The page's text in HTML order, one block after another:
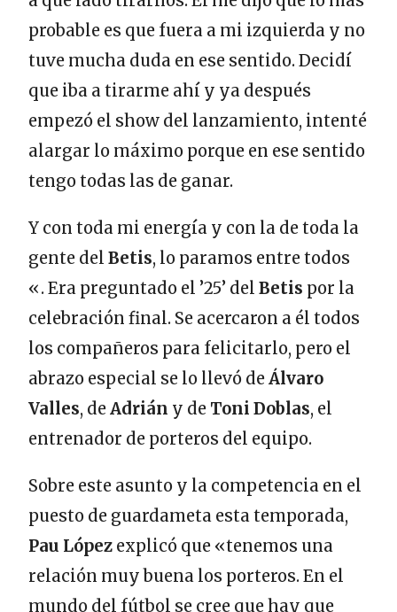
probable es que fuera a mi izquierda y no
tuve mucha duda en ese sentido. Decidí
que iba a tirarme ahí y ya después
empezó el show del lanzamiento, intenté
alargar lo máximo porque en ese sentido
tengo todas las de ganar.
Y con toda mi energía y con la de toda la
gente del Betis, lo paramos entre todos
«. Era preguntado el ’25’ del Betis por la
celebración final. Se acercaron a él todos
los compañeros para felicitarlo, pero el
abrazo especial se lo llevó deÁlvaro
Valles, deAdrián y de Toni Doblas, el
entrenador de porteros del equipo.
Sobre este asunto y la competencia en el
puesto de guardameta esta temporada,
Pau López explicó que «tenemos una
relación muy buena los porteros. En el
mundo del fútbol se cree que hay que